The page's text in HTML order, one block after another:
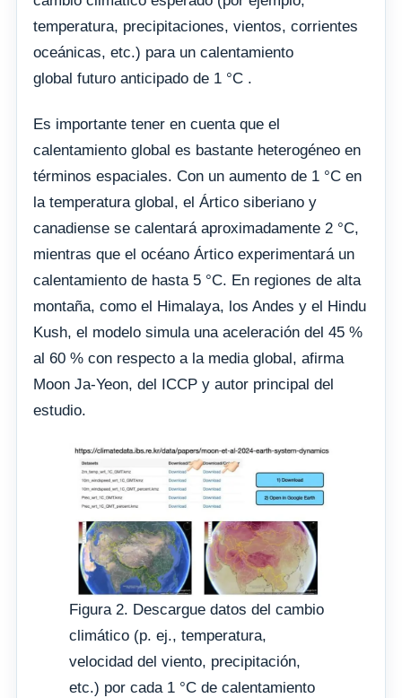
temperatura, precipitaciones, vientos, corrientes
oceánicas, etc.) para un calentamiento
global futuro anticipado de 1 °C .
Es importante tener en cuenta que el
calentamiento global es bastante heterogéneo en
términos espaciales. Con un aumento de 1 °C en
la temperatura global, el Ártico siberiano y
canadiense se calentará aproximadamente 2 °C,
mientras que el océano Ártico experimentará un
calentamiento de hasta 5 °C. En regiones de alta
montaña, como el Himalaya, los Andes y el Hindu
Kush, el modelo simula una aceleración del 45 %
al 60 % con respecto a la media global, afirma
Moon Ja-Yeon, del ICCP y autor principal del
estudio.
Figura 2. Descargue datos del cambio
climático (p. ej., temperatura,
velocidad del viento, precipitación,
etc.) por cada 1 °C de calentamiento